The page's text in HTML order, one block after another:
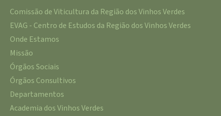
Comissão de Viticultura da Região dos Vinhos Verdes
EVAG - Centro de Estudos da Região dos Vinhos Verdes
Onde Estamos
Missão
Órgãos Sociais
Órgãos Consultivos
Departamentos
Academia dos Vinhos Verdes